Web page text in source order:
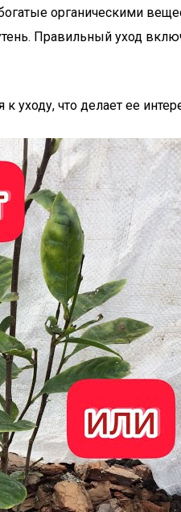
органическими
Правильный уход
уходу, что делает ее